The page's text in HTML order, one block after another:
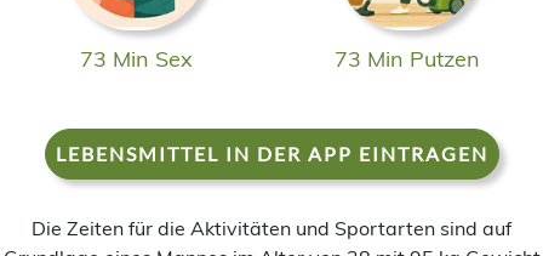
73 Min Sex 73 Min Putzen
LEBENSMITTEL IN DER APP EINTRAGEN
Die Zeiten für die Aktivitäten und Sportarten sind auf